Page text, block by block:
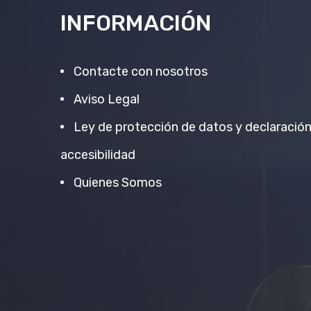
INFORMACIÓN
Contacte con nosotros
Aviso Legal
Ley de protección de datos y
accesibilidad
Quienes Somos